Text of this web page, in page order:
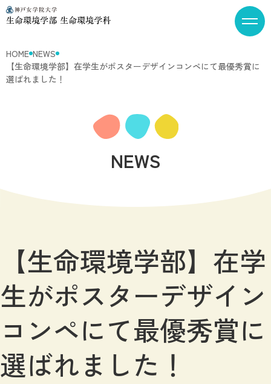
HOME NEWS
【生命環境学部】在学生がポスターデザインコンペにて最優秀賞に
選ばれました！
NEWS
【生命環境学部】在学
生がポスターデザイン
コンペにて最優秀賞に
選ばれました！